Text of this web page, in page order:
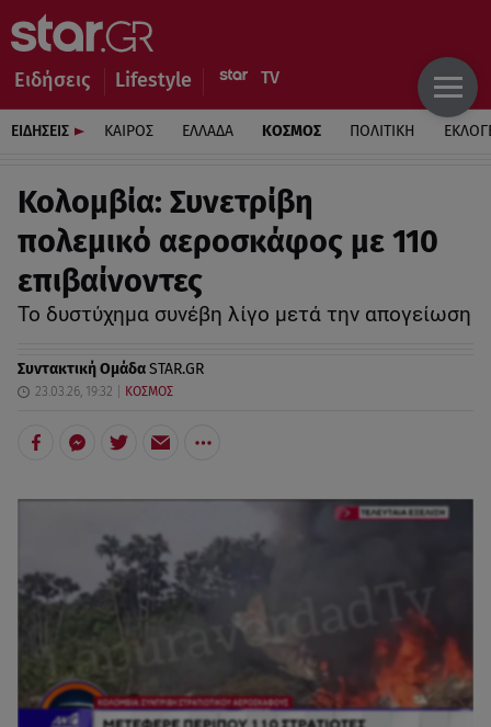
Ειδήσεις Lifestyle
ΕΙΔΗΣΕΙΣ ΚΑΙΡΟΣ ΕΛΛΑΔΑ ΚΟΣΜΟΣ ΠΟΛΙΤΙΚΗ
Κολομβία: Συνετρίβη
πολεμικό αεροσκάφος με 110
επιβαίνοντες
Το δυστύχημα συνέβη λίγο μετά την απογείωση
Συντακτική ΟμάδαSTAR.GR
23.03.26, 19:32 ΚΟΣΜΟΣ